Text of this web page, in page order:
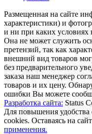
Размещенная на сайте
характеристики) и
и ни при каких условиях
Она не может служить
претензий, так как
внешний вид товаров
без предварительного
заказа наш менеджер
товаров и их цену.
ошибки Вы можете
Разработка сайта: Status
Для повышения удобства
cookies. Оставаясь на
применения.